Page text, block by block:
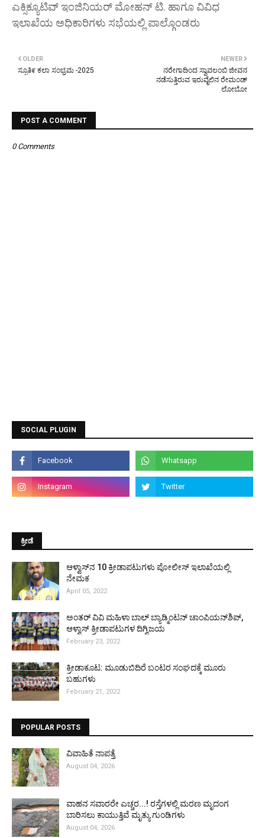
ಎಕ್ಸಿಕ್ಯೂಟಿವ್ ಇಂಜಿನಿಯರ್ ಮೋಹನ್ ಟಿ. ಹಾಗೂ ವಿವಿಧ
ಇಲಾಖೆಯ ಅಧಿಕಾರಿಗಳು ಸಭೆಯಲ್ಲಿ ಪಾಲ್ಗೊಂಡರು
NEWER
ನರೇಗಾದಿಂದ ಸ್ವಾವಲಂಬಿ ಜೀವನ
ನಡೆಸುತ್ತಿರುವ ಇರುವೈಲಿನ ರೇಮಂಡ್
ಲೋಬೋ
OLDER
ಸ್ಪೂತಿ೯ ಕಲಾ ಸಂಭ್ರಮ -2025
POST A COMMENT
0 Comments
SOCIAL PLUGIN
ಕ್ರೀಡೆ
ಆಳ್ವಾಸ್‌ನ 10 ಕ್ರೀಡಾಪಟುಗಳು ಪೋಲೀಸ್ ಇಲಾಖೆಯಲ್ಲಿ
ನೇಮಕ
April 05, 2022
ಅಂತರ್ ವಿವಿ ಮಹಿಳಾ ಬಾಲ್ ಬ್ಯಾಡ್ಮಿಂಟನ್ ಚಾಂಪಿಯನ್‌ಶಿಪ್,
ಆಳ್ವಾಸ್ ಕ್ರೀಡಾಪಟುಗಳ ದಿಗ್ವಿಜಯ
February 23, 2022
ಕ್ರೀಡಾಕೂಟ: ಮೂಡುಬಿದಿರೆ ಬಂಟರ ಸಂಘದಕ್ಕೆ ಮೂರು
ಬಹುಗಳು
February 21, 2022
POPULAR POSTS
ವಿವಾಹಿತೆ ನಾಪತ್ತೆ
August 04, 2026
ವಾಹನ ಸವಾರರೇ ಎಚ್ಚರ...! ರಸ್ತೆಗಳಲ್ಲಿ ಮರಣ ಮೃದಂಗ
ಬಾರಿಸಲು ಕಾಯುತ್ತಿವೆ ಮೃತ್ಯು ಗುಂಡಿಗಳು
August 04, 2026